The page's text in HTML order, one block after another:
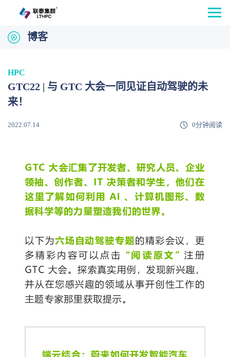
博客
HPC
GTC22 | 与 GTC 大会一同见证自动驾驶的未
来！
2022.07.14 0分钟阅读